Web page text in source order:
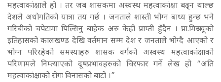
महत्वाकांक्षाले हो । तर जब शासकमा अस्वस्थ महत्वाकांक्षा बढ्न थाल्छ
देशले अधोगतिको यात्रा तय गर्छ । जनताले शास्ती भोग्न बाध्य हुन्छ भने
गरिबीको चपेटामा पिल्सिनु बाहेक अरु केही प्राप्ती हुँदैन । प्रा.मिश्रज्यूको
इतिहासको कालखण्ड देखि वर्तमान सम्म देश र जनताले भोग्दै आएको र
भोग्न परिरहेको समस्याहरु शासक वर्गको अस्वस्थ महत्वाकांक्षाको
परिणामले निम्त्याएको दूषप्रभावहरुको चिरफार गर्ने लेख हो “अति
महत्वाकांक्षाको रोगः विनासको बाटो ।”